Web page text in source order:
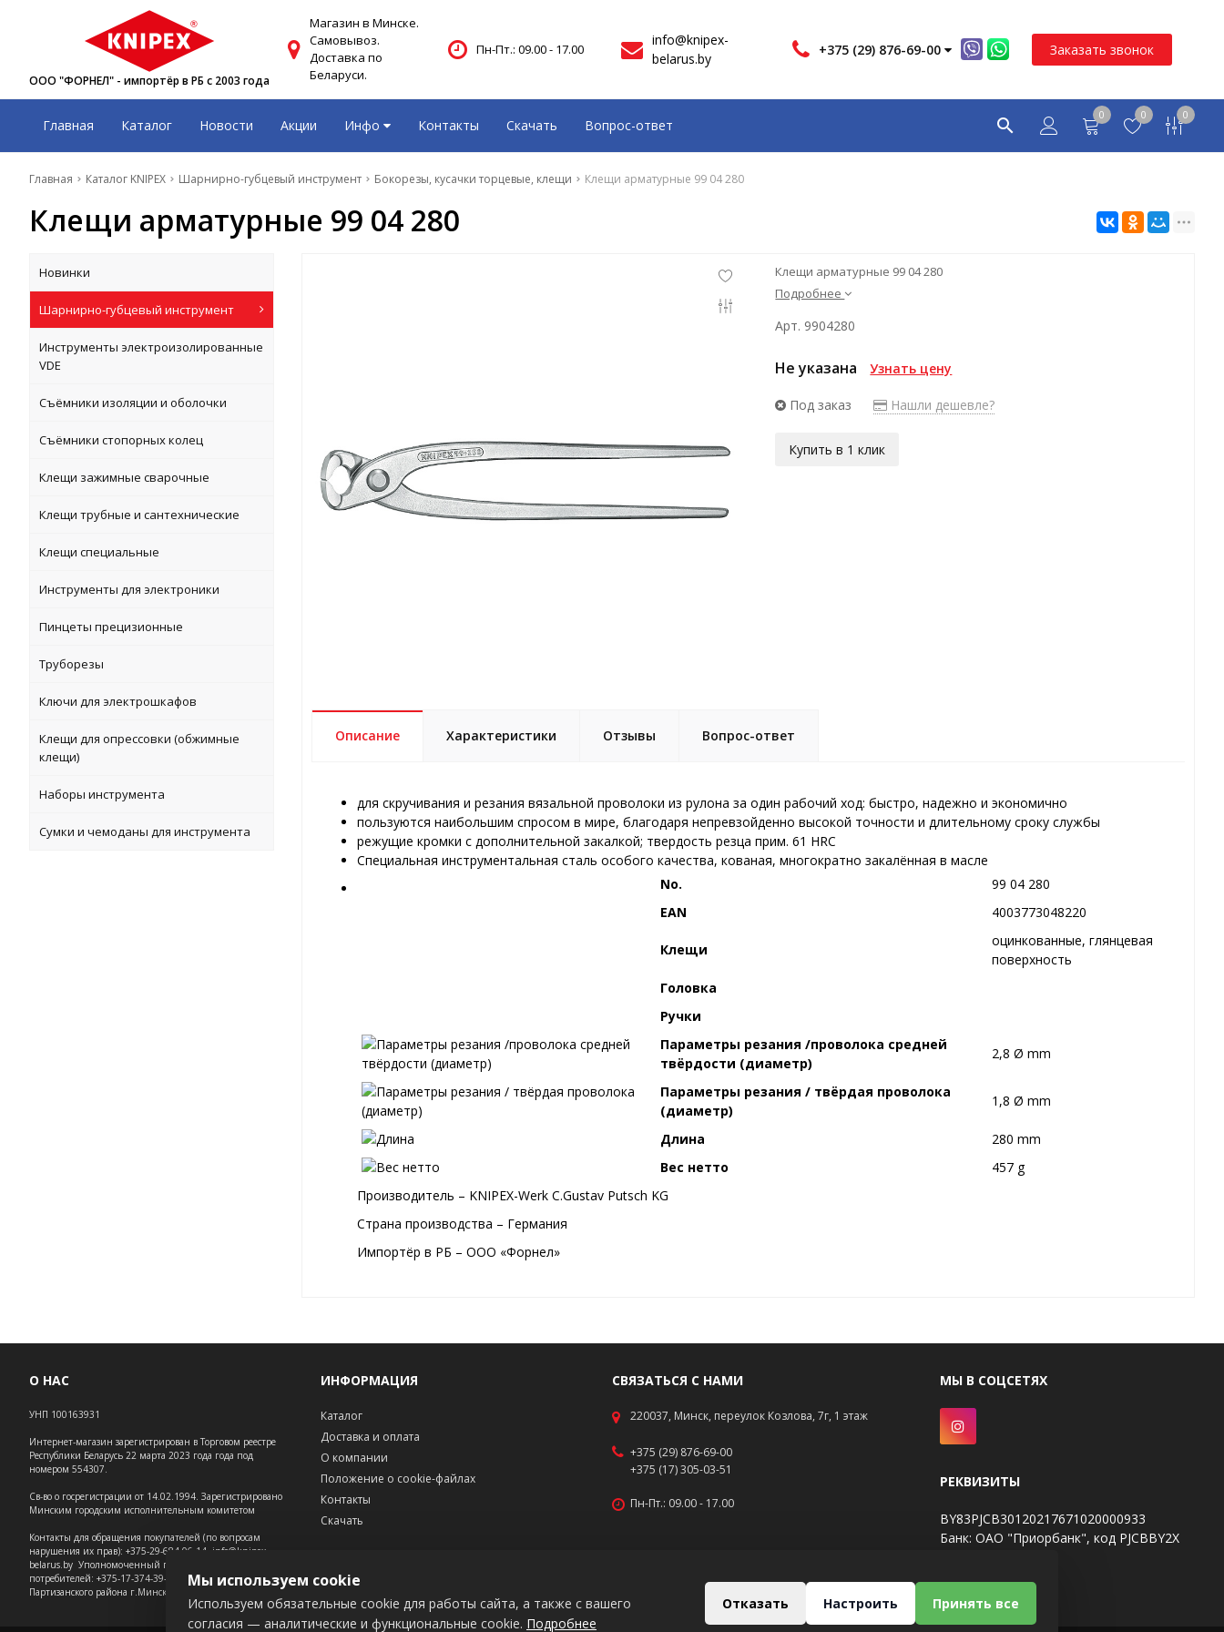
ООО "ФОРНЕЛ" - импортёр в РБ с 2003 года
Магазин в Минске.
Самовывоз.
Доставка по
Беларуси.
Пн-Пт.: 09.00 - 17.00
info@knipex-
belarus.by
+375 (29) 876-69-00 Заказать звонок
Главная Каталог Новости Акции Инфо Контакты Скачать Вопрос-ответ
0 0 0
Главная Каталог KNIPEX Шарнирно-губцевый инструмент Бокорезы, кусачки торцевые, клещи Клещи арматурные 99 04 280
Клещи арматурные 99 04 280
Новинки
Шарнирно-губцевый инструмент
Инструменты электроизолированные
VDE
Съёмники изоляции и оболочки
Съёмники стопорных колец
Клещи зажимные сварочные
Клещи трубные и сантехнические
Клещи специальные
Инструменты для электроники
Пинцеты прецизионные
Труборезы
Ключи для электрошкафов
Клещи для опрессовки (обжимные
клещи)
Наборы инструмента
Сумки и чемоданы для инструмента
Клещи арматурные 99 04 280
Подробнее
Арт. 9904280
Не указана Узнать цену
Под заказ Нашли дешевле?
Купить в 1 клик
Описание Характеристики Отзывы Вопрос-ответ
для скручивания и резания вязальной проволоки из рулона за один рабочий ход: быстро, надежно и экономично
пользуются наибольшим спросом в мире, благодаря непревзойденно высокой точности и длительному сроку службы
режущие кромки с дополнительной закалкой; твердость резца прим. 61 HRC
Специальная инструментальная сталь особого качества, кованая, многократно закалённая в масле
No.
99 04 280
EAN
4003773048220
Клещи
оцинкованные, глянцевая
поверхность
Головка
Ручки
Параметры резания /проволока средней
твёрдости (диаметр)
2,8 Ø mm
Параметры резания / твёрдая проволока
(диаметр)
1,8 Ø mm
Длина
280 mm
Вес нетто
457 g
Производитель – KNIPEX-Werk C.Gustav Putsch KG
Страна производства – Германия
Импортёр в РБ – ООО «Форнел»
О НАС
УНП 100163931
Интернет-магазин зарегистрирован в Торговом реестре
Республики Беларусь 22 марта 2023 года года под
номером 554307.
Св-во о госрегистрации от 14.02.1994. Зарегистрировано
Минским городским исполнительным комитетом
Контакты для обращения покупателей (по вопросам
нарушения их прав): +375-29-684-06-14, info@knipex-
belarus.by Уполномоченный по защите прав
потребителей: +375-17-374-39-73 – администрация
Партизанского района г.Минска.
ИНФОРМАЦИЯ
Каталог
Доставка и оплата
О компании
Положение о cookie-файлах
Контакты
Скачать
СВЯЗАТЬСЯ С НАМИ
220037, Минск, переулок Козлова, 7г, 1 этаж
+375 (29) 876-69-00
+375 (17) 305-03-51
Пн-Пт.: 09.00 - 17.00
МЫ В СОЦСЕТЯХ
РЕКВИЗИТЫ
BY83PJCB30120217671020000933
Банк: ОАО "Приорбанк", код PJCBBY2X
Мы используем cookie
Используем обязательные cookie для работы сайта, а также с вашего
согласия — аналитические и функциональные cookie. Подробнее
Отказать Настроить Принять все